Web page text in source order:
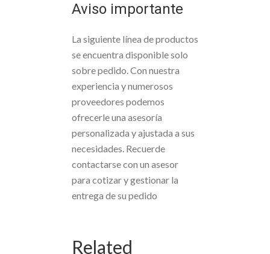
Aviso importante
La siguiente línea de productos
se encuentra disponible solo
sobre pedido. Con nuestra
experiencia y numerosos
proveedores podemos
ofrecerle una asesoría
personalizada y ajustada a sus
necesidades. Recuerde
contactarse con un asesor
para cotizar y gestionar la
entrega de su pedido
Related